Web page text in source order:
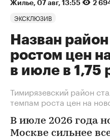
Жилье 07 авг, 13:55 2
ЭКСКЛЮЗИВ
Назван
ростом цен
в июле в 1,75
Тимирязевский район
темпам роста цен на
В июле 2026 года
Москве сильнее